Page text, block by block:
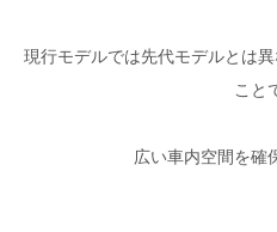
現行モデルでは先代モデルとは
こと
広い車内空間を確